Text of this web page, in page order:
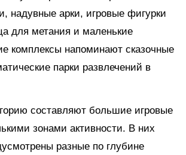
надувные арки, игровые фигурки
для метания и маленькие
комплексы напоминают сказочные
парки развлечений в
составляют большие игровые
зонами активности. В них
разные по глубине